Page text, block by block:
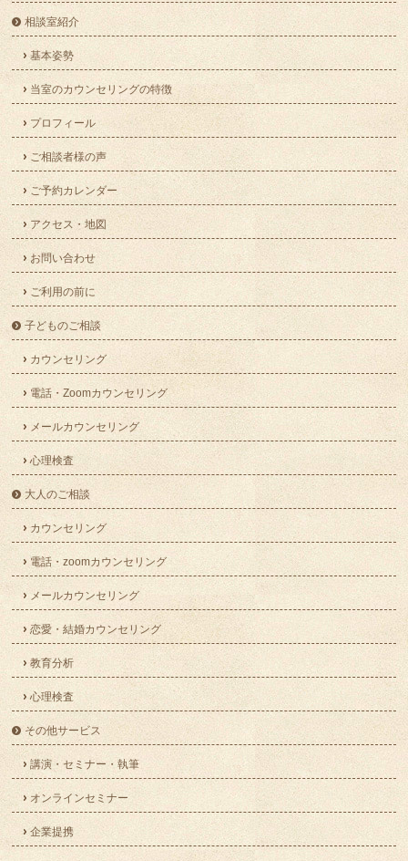
相談室紹介
基本姿勢
当室のカウンセリングの特徴
プロフィール
ご相談者様の声
ご予約カレンダー
アクセス・地図
お問い合わせ
ご利用の前に
子どものご相談
カウンセリング
電話・Zoomカウンセリング
メールカウンセリング
心理検査
大人のご相談
カウンセリング
電話・zoomカウンセリング
メールカウンセリング
恋愛・結婚カウンセリング
教育分析
心理検査
その他サービス
講演・セミナー・執筆
オンラインセミナー
企業提携